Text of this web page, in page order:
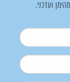
ועדכני.